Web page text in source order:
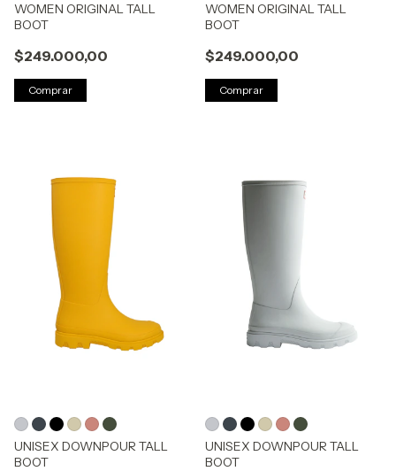
WOMEN ORIGINAL TALL
BOOT
$249.000,00
Comprar
WOMEN ORIGINAL TALL
BOOT
$249.000,00
Comprar
UNISEX DOWNPOUR TALL
BOOT
UNISEX DOWNPOUR TALL
BOOT